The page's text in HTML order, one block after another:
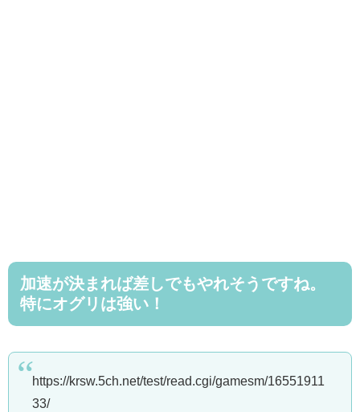
加速が決まれば差しでもやれそうですね。
特にオグリは強い！
https://krsw.5ch.net/test/read.cgi/gamesm/16551911
33/